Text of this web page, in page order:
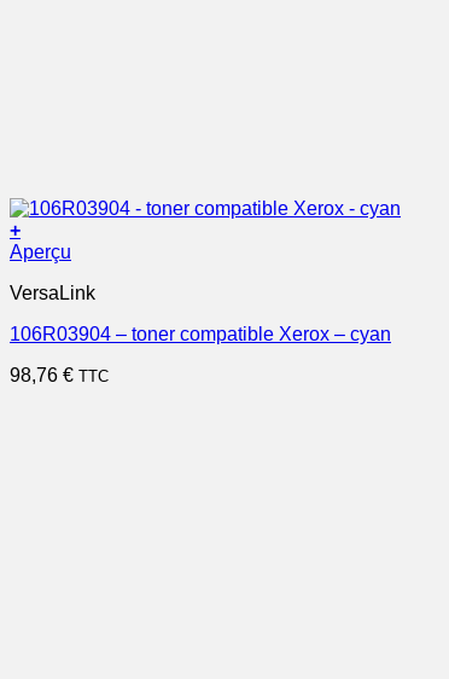
+
Aperçu
VersaLink
106R03904 – toner compatible Xerox – cyan
98,76 € TTC